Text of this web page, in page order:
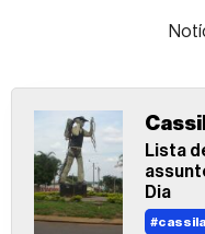
Lista
Dia